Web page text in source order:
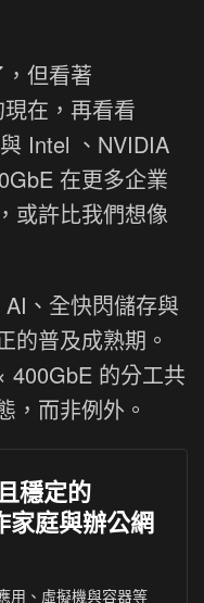
但看著
在，再看看
Intel 、NVIDIA
在更多企業
或許比我們想像
、全快閃儲存與
的普及成熟期。
400GbE 的分工共
，而非例外。